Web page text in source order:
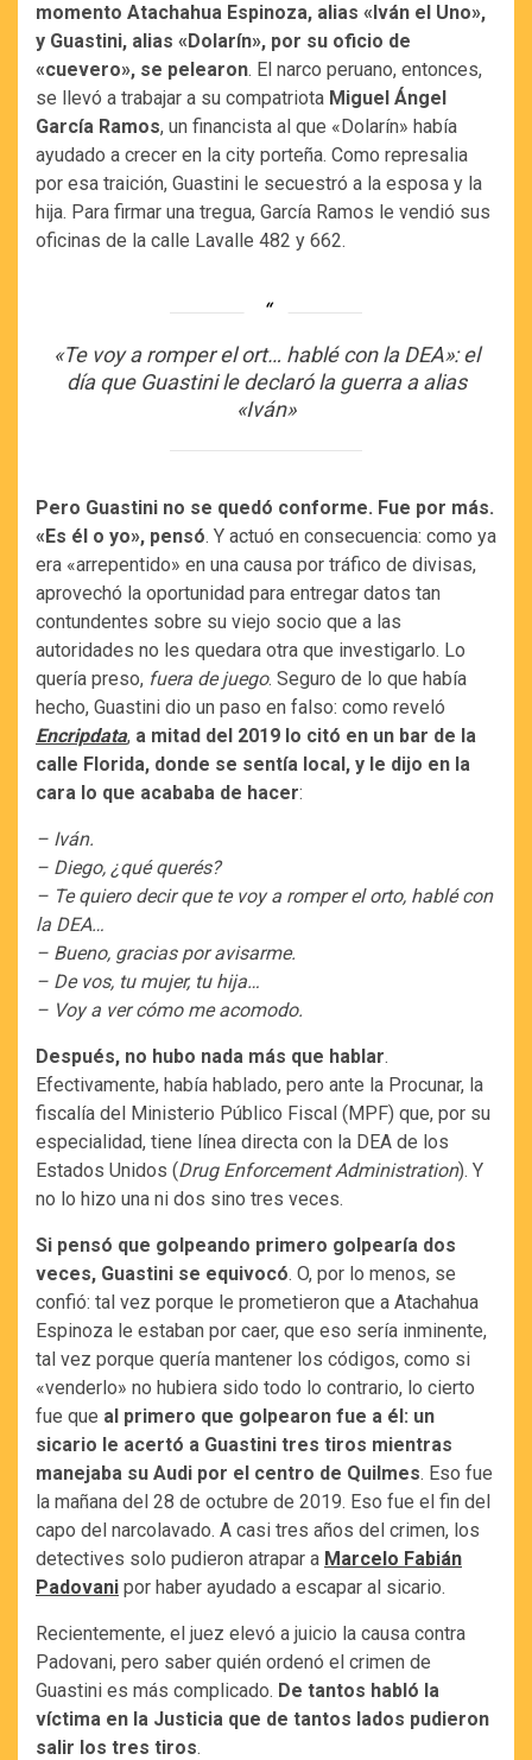
momento Atachahua Espinoza, alias «Iván el Uno»,
y Guastini, alias «Dolarín», por su oficio de
«cuevero», se pelearon. El narco peruano, entonces,
se llevó a trabajar a su compatriota Miguel Ángel
García Ramos, un financista al que «Dolarín» había
ayudado a crecer en la city porteña. Como represalia
por esa traición, Guastini le secuestró a la esposa y la
hija. Para firmar una tregua, García Ramos le vendió sus
oficinas de la calle Lavalle 482 y 662.
«Te voy a romper el ort… hablé con la DEA»: el
día que Guastini le declaró la guerra a alias
«Iván»
Pero Guastini no se quedó conforme. Fue por más.
«Es él o yo», pensó. Y actuó en consecuencia: como ya
era «arrepentido» en una causa por tráfico de divisas,
aprovechó la oportunidad para entregar datos tan
contundentes sobre su viejo socio que a las
autoridades no les quedara otra que investigarlo. Lo
quería preso, fuera de juego. Seguro de lo que había
hecho, Guastini dio un paso en falso: como reveló
Encripdata, a mitad del 2019 lo citó en un bar de la
calle Florida, donde se sentía local, y le dijo en la
cara lo que acababa de hacer:
– Iván.
– Diego, ¿qué querés?
– Te quiero decir que te voy a romper el orto, hablé con
la DEA…
– Bueno, gracias por avisarme.
– De vos, tu mujer, tu hija…
– Voy a ver cómo me acomodo.
Después, no hubo nada más que hablar.
Efectivamente, había hablado, pero ante la Procunar, la
fiscalía del Ministerio Público Fiscal (MPF) que, por su
especialidad, tiene línea directa con la DEA de los
Estados Unidos (Drug Enforcement Administration). Y
no lo hizo una ni dos sino tres veces.
Si pensó que golpeando primero golpearía dos
veces, Guastini se equivocó. O, por lo menos, se
confió: tal vez porque le prometieron que a Atachahua
Espinoza le estaban por caer, que eso sería inminente,
tal vez porque quería mantener los códigos, como si
«venderlo» no hubiera sido todo lo contrario, lo cierto
fue que al primero que golpearon fue a él: un
sicario le acertó a Guastini tres tiros mientras
manejaba su Audi por el centro de Quilmes. Eso fue
la mañana del 28 de octubre de 2019. Eso fue el fin del
capo del narcolavado. A casi tres años del crimen, los
detectives solo pudieron atrapar a Marcelo Fabián
Padovani por haber ayudado a escapar al sicario.
Recientemente, el juez elevó a juicio la causa contra
Padovani, pero saber quién ordenó el crimen de
Guastini es más complicado. De tantos habló la
víctima en la Justicia que de tantos lados pudieron
salir los tres tiros.